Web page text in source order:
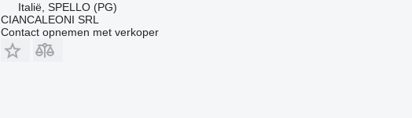
Italië, SPELLO (PG)
CIANCALEONI SRL
Contact opnemen met verkoper